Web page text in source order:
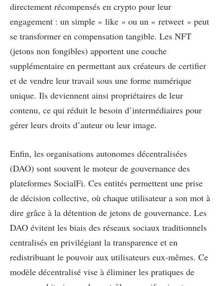
directement récompensés en crypto pour leur
engagement : un simple « like » ou un « retweet » peut
se transformer en compensation tangible. Les NFT
(jetons non fongibles) apportent une couche
supplémentaire en permettant aux créateurs de certifier
et de vendre leur travail sous une forme numérique
unique. Ils deviennent ainsi propriétaires de leur
contenu, ce qui réduit le besoin d’intermédiaires pour
gérer leurs droits d’auteur ou leur image.
Enfin, les organisations autonomes décentralisées
(DAO) sont souvent le moteur de gouvernance des
plateformes SocialFi. Ces entités permettent une prise
de décision collective, où chaque utilisateur a son mot à
dire grâce à la détention de jetons de gouvernance. Les
DAO évitent les biais des réseaux sociaux traditionnels
centralisés en privilégiant la transparence et en
redistribuant le pouvoir aux utilisateurs eux-mêmes. Ce
modèle décentralisé vise à éliminer les pratiques de